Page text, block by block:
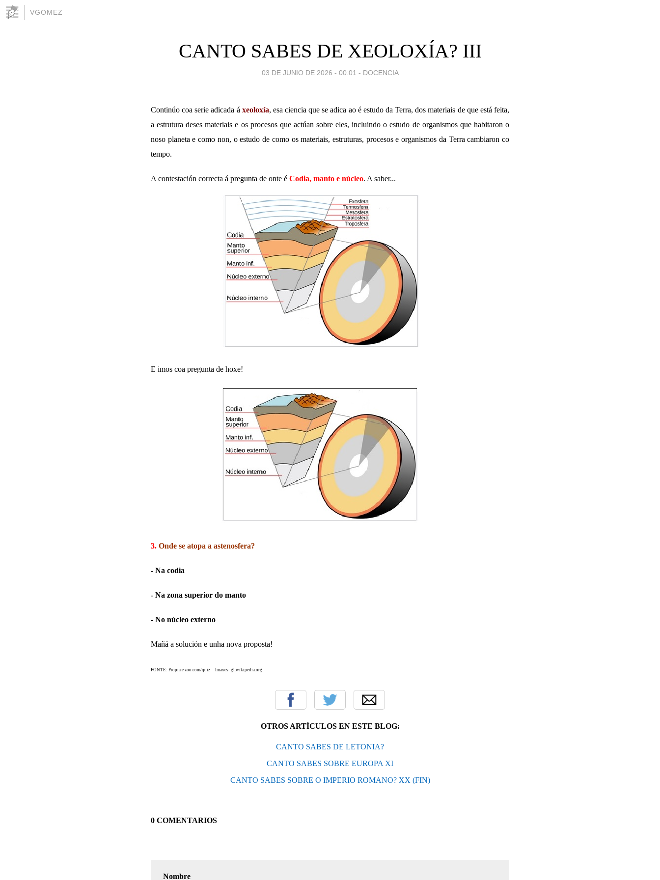
VGOMEZ
CANTO SABES DE XEOLOXÍA? III
03 DE JUNIO DE 2026 - 00:01 - DOCENCIA
Continúo coa serie adicada á xeoloxía, esa ciencia que se adica ao é estudo da Terra, dos materiais de que está feita,
a estrutura deses materiais e os procesos que actúan sobre eles, incluindo o estudo de organismos que habitaron o
noso planeta e como non, o estudo de como os materiais, estruturas, procesos e organismos da Terra cambiaron co
tempo.
A contestación correcta á pregunta de onte é Codia, manto e núcleo. A saber...
E imos coa pregunta de hoxe!
3. Onde se atopa a astenosfera?
- Na codia
- Na zona superior do manto
- No núcleo externo
Mañá a solución e unha nova proposta!
FONTE: Propia e zoo.com/quiz Imaxes: gl.wikipedia.org
OTROS ARTÍCULOS EN ESTE BLOG:
CANTO SABES DE LETONIA?
CANTO SABES SOBRE EUROPA XI
CANTO SABES SOBRE O IMPERIO ROMANO? XX (FIN)
0 COMENTARIOS
Nombre